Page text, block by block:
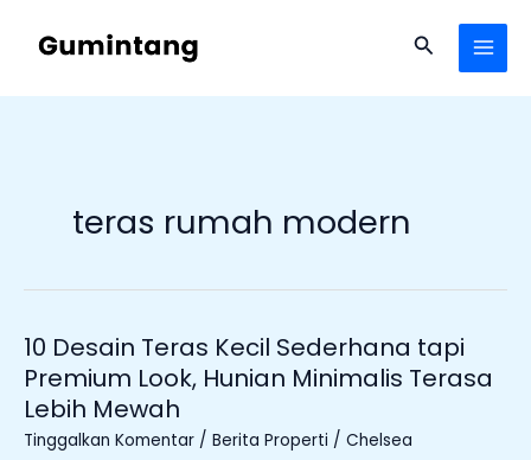
konten
Cari
teras rumah modern
10 Desain Teras Kecil Sederhana tapi
Premium Look, Hunian Minimalis Terasa
Lebih Mewah
Tinggalkan Komentar / Berita Properti / Chelsea
10
Desain
Teras
Kecil
Sederhana